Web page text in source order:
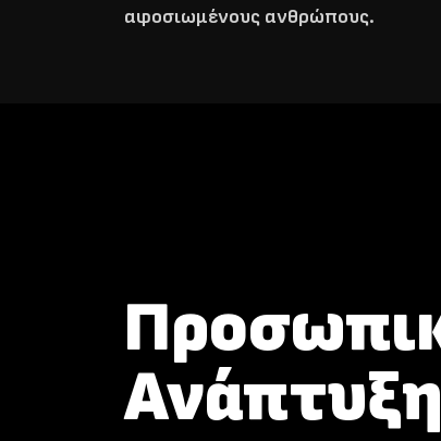
αφοσιωμένους ανθρώπους.
Ανάπτυξη